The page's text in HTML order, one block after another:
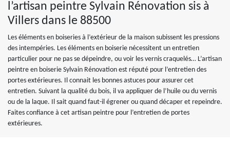
l’artisan peintre Sylvain Rénovation sis à
Villers dans le 88500
Les éléments en boiseries à l’extérieur de la maison subissent les pressions
des intempéries. Les éléments en boiserie nécessitent un entretien
particulier pour ne pas se dépeindre, ou voir les vernis craquelés… L’artisan
peintre en boiserie Sylvain Rénovation est réputé pour l’entretien des
portes extérieures. Il connait les bonnes astuces pour assurer cet
entretien. Suivant la qualité du bois, il va appliquer de l’huile ou du vernis
ou de la laque. Il sait quand faut-il égrener ou quand décaper et repeindre.
Faites confiance à cet artisan peintre pour l’entretien de portes
extérieures.